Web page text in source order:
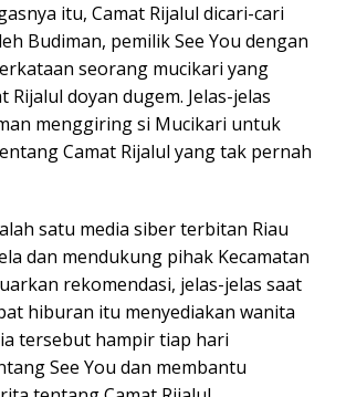
itu, Camat Rijalul dicari-cari
Budiman, pemilik See You dengan
seorang mucikari yang
Rijalul doyan dugem. Jelas-jelas
menggiring si Mucikari untuk
Camat Rijalul yang tak pernah
satu media siber terbitan Riau
dan mendukung pihak Kecamatan
rekomendasi, jelas-jelas saat
hiburan itu menyediakan wanita
tersebut hampir tiap hari
See You dan membantu